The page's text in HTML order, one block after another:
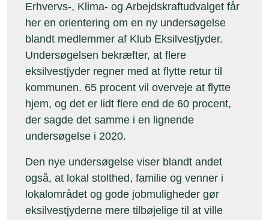
Erhvervs-, Klima- og Arbejdskraftudvalget får
her en orientering om en ny undersøgelse
blandt medlemmer af Klub Eksilvestjyder.
Undersøgelsen bekræfter, at flere
eksilvestjyder regner med at flytte retur til
kommunen. 65 procent vil overveje at flytte
hjem, og det er lidt flere end de 60 procent,
der sagde det samme i en lignende
undersøgelse i 2020.
Den nye undersøgelse viser blandt andet
også, at lokal stolthed, familie og venner i
lokalområdet og gode jobmuligheder gør
eksilvestjyderne mere tilbøjelige til at ville